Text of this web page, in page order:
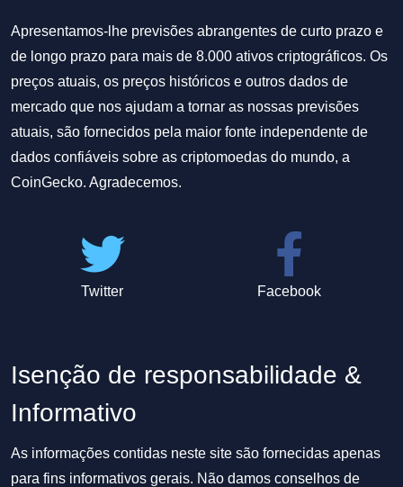
Apresentamos-lhe previsões abrangentes de curto prazo e
de longo prazo para mais de 8.000 ativos criptográficos. Os
preços atuais, os preços históricos e outros dados de
mercado que nos ajudam a tornar as nossas previsões
atuais, são fornecidos pela maior fonte independente de
dados confiáveis sobre as criptomoedas do mundo, a
CoinGecko. Agradecemos.
Twitter Facebook
Isenção de responsabilidade &
Informativo
As informações contidas neste site são fornecidas apenas
para fins informativos gerais. Não damos conselhos de